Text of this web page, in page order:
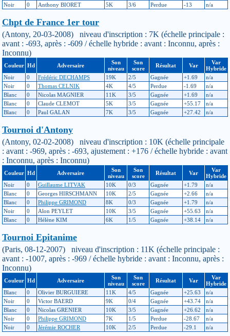
Noir
0 Anthony BIORET 5K 3/6 Perdue -13 n/a
Chpt de France 1er tour
(Antony, 20-03-2008) niveau d'inscription : 7K (échelle principale :
avant : -693, après : -609 / échelle hybride : avant : Inconnu, après :
Inconnu)
Couleur Hd Adversaire
Son
niveau
Son
score
Résultat Var
Var
Hybride
Noir
0 Frédéric DECHAMPS 19K 2/5 Gagnée +1.69
n/a
Noir
0 Thomas CELNIK 4K 4/5 Perdue -1.69
n/a
Blanc
0 Nicolas MAGNIER 11K 3/5 Gagnée +1.69
n/a
Blanc
0 Claude CLEMOT 5K 3/5 Gagnée +55.17
n/a
Blanc
0 Paul GALAN 7K 3/5 Gagnée +27.42 n/a
Tournoi d'Antony
(Antony, 02-02-2008) niveau d'inscription : 10K (échelle principale
: avant : -969, après : -693, ajustement : +176 / échelle hybride : avant
: Inconnu, après : Inconnu)
Couleur Hd Adversaire
Son
niveau
Son
score
Résultat Var
Var
Hybride
Noir
0 Guillaume LITVAK 10K 0/3 Gagnée +1.79
n/a
Blanc
0 Georges HIRSCHMANN 10K 2/5 Gagnée +2.66
n/a
Blanc
0 Philippe GRIMOND 8K 0/3 Gagnée +1.79
n/a
Noir
0 Alon PEYLET 10K 3/5 Gagnée +55.63
n/a
Blanc
0 Hélène KIM 6K 1/5 Gagnée +38.14 n/a
Tournoi Epitanime
(Paris, 08-12-2007) niveau d'inscription : 11K (échelle principale :
avant : -1007, après : -969 / échelle hybride : avant : Inconnu, après :
Inconnu)
Couleur Hd Adversaire
Son
niveau
Son
score
Résultat Var
Var
Hybride
Blanc
0 Olivier BURGUIERE 11K 4/5 Gagnée +25.63
n/a
Noir
0 Victor BAERD 9K 0/4 Gagnée +43.74
n/a
Blanc
0 Nicolas GRENIER 10K 3/5 Gagnée +26.62
n/a
Noir
0 Philippe GRIMOND 7K 1/5 Perdue -28.67
n/a
Noir
0 Jérémie ROCHER 10K 2/5 Perdue -29.1 n/a